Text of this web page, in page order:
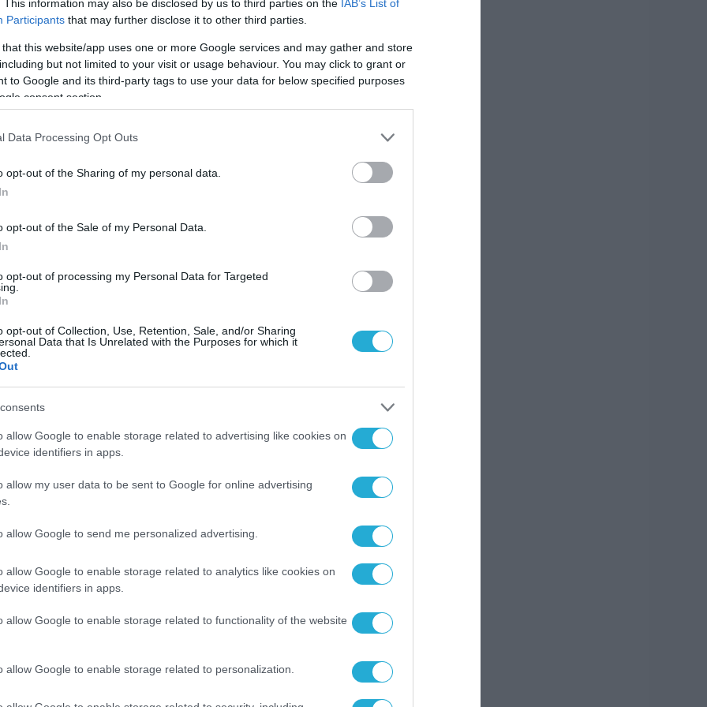
This information may also be disclosed by us to third parties on the IAB’s List of
Participants that may further disclose it to other third parties.
that this website/app uses one or more Google services and may gather and store
but not limited to your visit or usage behaviour. You may click to grant or
to Google and its third-party tags to use your data for below specified purposes
consent section.
Data Processing Opt Outs
opt-out of the Sharing of my personal data.
opt-out of the Sale of my Personal Data.
opt-out of processing my Personal Data for Targeted
opt-out of Collection, Use, Retention, Sale, and/or Sharing
Data that Is Unrelated with the Purposes for which it
allow Google to enable storage related to advertising like cookies on
identifiers in apps.
allow my user data to be sent to Google for online advertising
allow Google to send me personalized advertising.
allow Google to enable storage related to analytics like cookies on
identifiers in apps.
allow Google to enable storage related to functionality of the website
allow Google to enable storage related to personalization.
αλλά και πώςπροϋπάρχουσα πρόσβασημπορεί
σχεδόν από τη μία μέρα στην άλλη, ακόμη και
, με163 θύματα
τις ομάδες, αλλά σπάνια τις εξαλείφουν.
και επιστρέφουν με νέες τακτικές και
το 49,6% των παγκόσμιων θυμάτων
χώρα διεθνώς.
την πρόσβαση, όχι την πρόθεση
τον κλάδο της επιχείρησης·καθορίζεται από την
εμφανίζονται όλο και συχνότερα σε τομείς
VPN ή
«υψηλής αξίας».
«ποιον θέλουν να στοχεύσουν οι επιτιθέμενοι»
εκτός «ελκυστικών» κλάδων αποτελούν
μη διορθωμένες εκθέσεις.
σεAPACκαι Λατινική Αμερική
αλλαγή γεωπολιτικών κινήτρων
επικίνδυνα ξεπερασμένη: